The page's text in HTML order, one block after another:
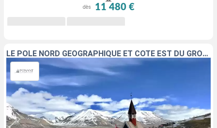
dès 11 480 €
LE PÔLE NORD GÉOGRAPHIQUE ET CÔTE EST DU GROENLAND